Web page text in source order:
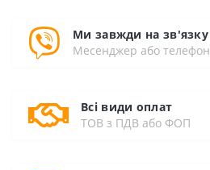
Ми завжди на зв'язку
Месенджер або телефон
Всі види оплат
ТОВ з ПДВ або ФОП